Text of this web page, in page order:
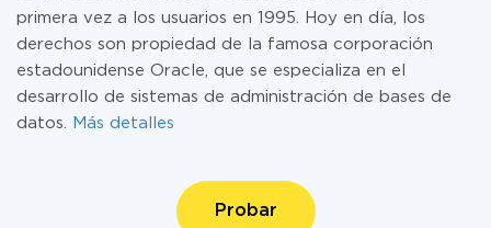
primera vez a los usuarios en 1995. Hoy en día, los
derechos son propiedad de la famosa corporación
estadounidense Oracle, que se especializa en el
desarrollo de sistemas de administración de bases de
datos.
Más detalles
Probar